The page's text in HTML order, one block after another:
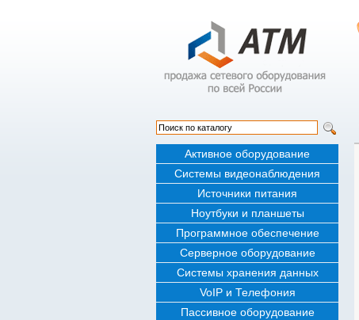
Активное оборудование
Системы видеонаблюдения
Источники питания
Ноутбуки и планшеты
Программное обеспечение
Серверное оборудование
Системы хранения данных
VoIP и Телефония
Пассивное оборудование